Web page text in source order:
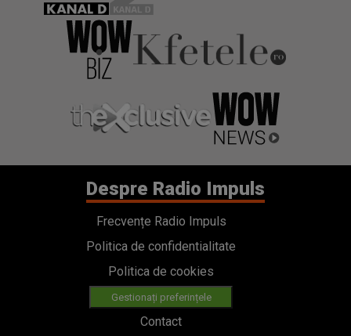
Despre Radio Impuls
Frecvențe Radio Impuls
Politica de confidentialitate
Politica de cookies
Gestionați preferințele
Contact